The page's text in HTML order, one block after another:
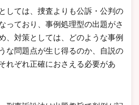
しては、捜査よりも公訴・公判の
っており、事例処理型の出題がさ
、対策としては、どのような事例
な問題点が生じ得るのか、自説の
れぞれ正確におさえる必要があ